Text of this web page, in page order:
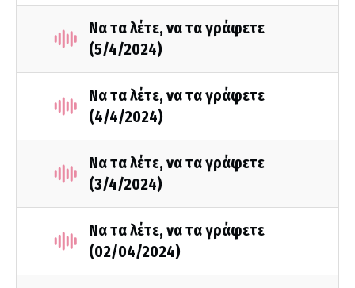
Να τα λέτε, να τα γράφετε
(5/4/2024)
Να τα λέτε, να τα γράφετε
(4/4/2024)
Να τα λέτε, να τα γράφετε
(3/4/2024)
Να τα λέτε, να τα γράφετε
(02/04/2024)